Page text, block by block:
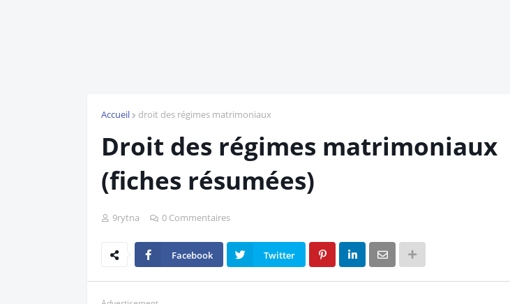
Accueil droit des régimes matrimoniaux
Droit des régimes matrimoniaux
(fiches résumées)
9rytna 0 Commentaires
Facebook Twitter